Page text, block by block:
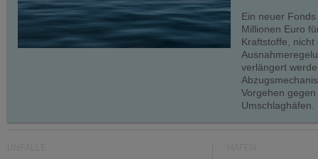
Ein neuer
Millionen Euro
Kraftstoffe, nicht
verlängert
Vorgehen
Umschlaghäfen.